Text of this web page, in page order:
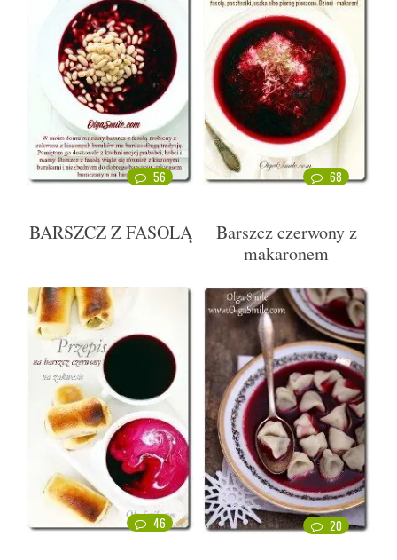
56
BARSZCZ Z FASOLĄ
68
Barszcz czerwony z
makaronem
46 20